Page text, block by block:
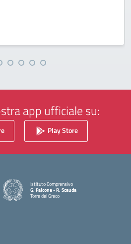
app ufficiale su:
Play Store
Istituto Comprensivo
G. Falcone - R. Scauda
Torre del Greco